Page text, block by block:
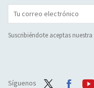
Suscribiéndote aceptas nuestra
Síguenos